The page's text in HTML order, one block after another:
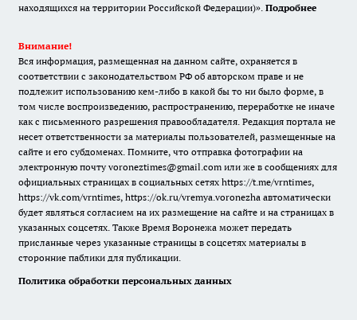
находящихся на территории Российской Федерации)». Подробнее
Внимание!
Вся информация, размещенная на данном сайте, охраняется в
соответствии с законодательством РФ об авторском праве и не
подлежит использованию кем-либо в какой бы то ни было форме, в
том числе воспроизведению, распространению, переработке не иначе
как с письменного разрешения правообладателя. Редакция портала не
несет ответственности за материалы пользователей, размещенные на
сайте и его субдоменах. Помните, что отправка фотографии на
электронную почту voroneztimes@gmail.com или же в сообщениях для
официальных страницах в социальных сетях https://t.me/vrntimes,
https://vk.com/vrntimes, https://ok.ru/vremya.voronezha автоматически
будет являться согласием на их размещение на сайте и на страницах в
указанных соцсетях. Также Время Воронежа может передать
присланные через указанные страницы в соцсетях материалы в
сторонние паблики для публикации.
Политика обработки персональных данных